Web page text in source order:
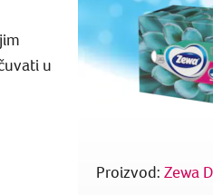
Proizvod: Zewa
u